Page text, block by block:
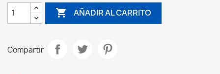
 AÑADIR AL CARRITO
Compartir